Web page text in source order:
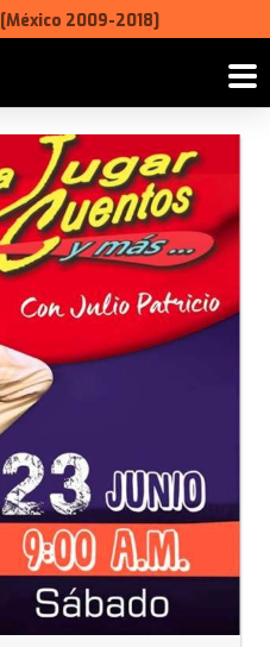
[México 2009-2018]